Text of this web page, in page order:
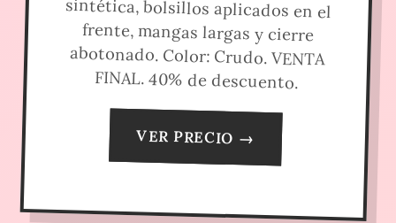
FINAL. 40% de descuento.
VER PRECIO →